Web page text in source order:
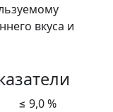
вкуса и
≤ 9,0 %